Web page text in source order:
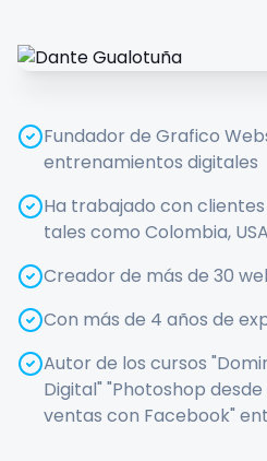
Fundador de Grafico
entrenamientos digitales
Ha trabajado con
tales como Colombia,
Creador de más de 30
Con más de 4 años de
Autor de los cursos
Digital" "Photoshop
ventas con Facebook"